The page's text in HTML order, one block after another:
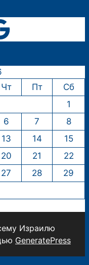
Чт Пт
Сб
1
6 7
8
13 14
15
20 21
22
27 28
29
Израилю
GeneratePress